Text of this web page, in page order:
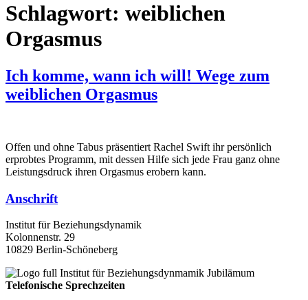
Schlagwort: weiblichen
Orgasmus
Ich komme, wann ich will! Wege zum
weiblichen Orgasmus
Offen und ohne Tabus präsentiert Rachel Swift ihr persönlich
erprobtes Programm, mit dessen Hilfe sich jede Frau ganz ohne
Leistungsdruck ihren Orgasmus erobern kann.
Anschrift
Institut für Beziehungsdynamik
Kolonnenstr. 29
10829 Berlin-Schöneberg
Telefonische Sprechzeiten